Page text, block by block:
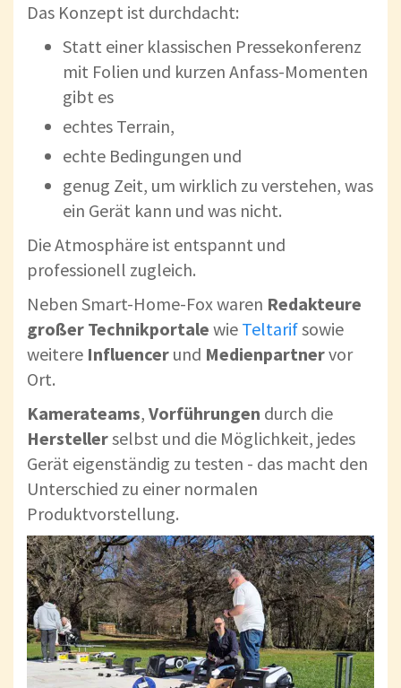
Das Konzept ist durchdacht:
Statt einer klassischen Pressekonferenz
mit Folien und kurzen Anfass-Momenten
gibt es
echtes Terrain,
echte Bedingungen und
genug Zeit, um wirklich zu verstehen, was
ein Gerät kann und was nicht.
Die Atmosphäre ist entspannt und
professionell zugleich.
Neben Smart-Home-Fox waren Redakteure
großer Technikportale wie Teltarifsowie
weitere Influencer und Medienpartnervor
Ort.
Kamerateams, Vorführungen durch die
Herstellerselbst und die Möglichkeit, jedes
Gerät eigenständig zu testen - das macht den
Unterschied zu einer normalen
Produktvorstellung.